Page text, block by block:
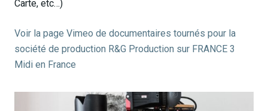
Carte, etc…)
Voir la page Vimeo de documentaires tournés pour la
société de production R&G Production sur FRANCE 3
Midi en France